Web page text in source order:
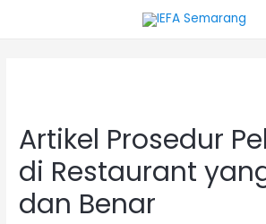
Artikel Prosedur
di Restaurant
dan Benar